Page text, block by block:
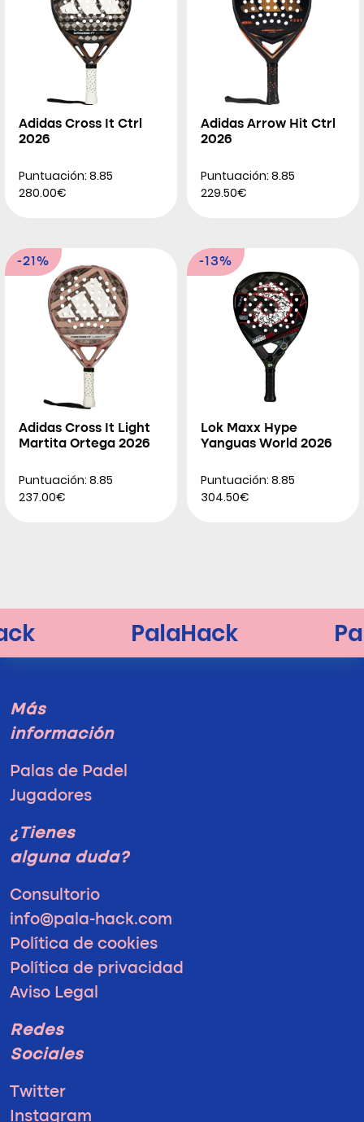
Adidas Cross It Ctrl
2026
Puntuación: 8.85
280.00€
Adidas Arrow Hit Ctrl
2026
Puntuación: 8.85
229.50€
-21%
Adidas Cross It Light
Martita Ortega 2026
Puntuación: 8.85
237.00€
-13%
Lok Maxx Hype
Yanguas World 2026
Puntuación: 8.85
304.50€
Más
información
Palas de Padel
Jugadores
¿Tienes
alguna duda?
Consultorio
info@pala-hack.com
Política de cookies
Política de privacidad
Aviso Legal
Redes
Sociales
Twitter
Instagram